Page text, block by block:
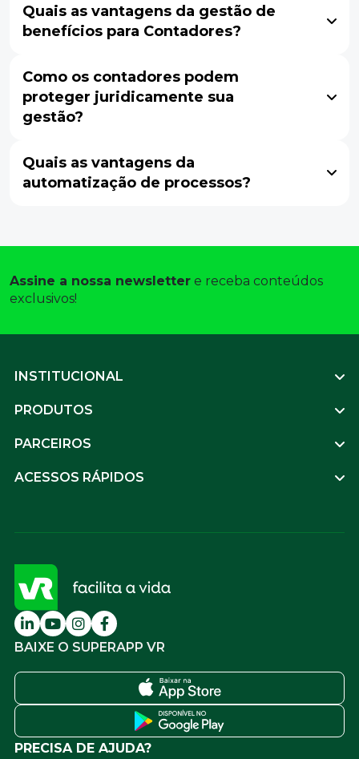
Quais as vantagens da gestão de
benefícios para Contadores?
Como os contadores podem
proteger juridicamente sua
gestão?
Quais as vantagens da
automatização de processos?
Assine a nossa newsletter e receba conteúdos
exclusivos!
Footer
INSTITUCIONAL
PRODUTOS
PARCEIROS
ACESSOS RÁPIDOS
BAIXE O SUPERAPP VR
PRECISA DE AJUDA?